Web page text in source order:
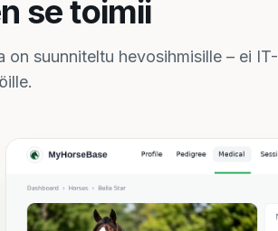
se toimii
suunniteltu hevosihmisille – ei IT-